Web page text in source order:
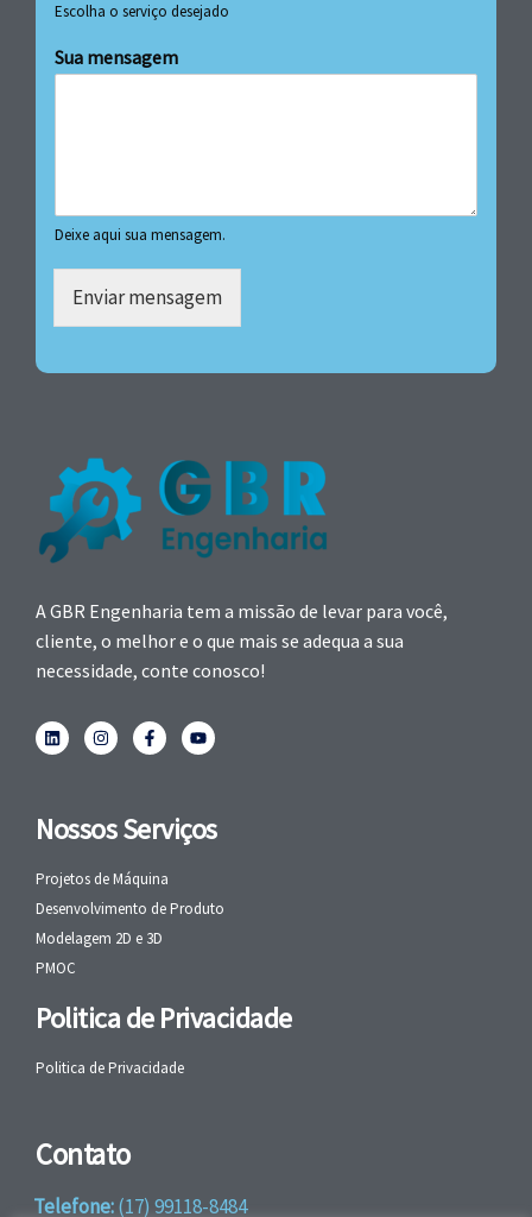
Escolha o serviço desejado
Sua mensagem
Deixe aqui sua mensagem.
Enviar mensagem
A GBR Engenharia tem a missão de levar para você,
cliente, o melhor e o que mais se adequa a sua
necessidade, conte conosco!
Nossos Serviços
Projetos de Máquina
Desenvolvimento de Produto
Modelagem 2D e 3D
PMOC
Politica de Privacidade
Politica de Privacidade
Contato
Telefone:(17) 99118-8484